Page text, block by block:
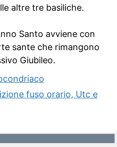
altre tre basiliche.
Santo avviene con
sante che rimangono
Giubileo.
fuso orario, Utc e